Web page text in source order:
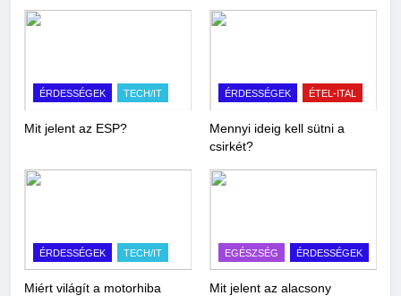
ÉRDESSÉGEK TECH/IT
Mit jelent az ESP?
ÉRDESSÉGEK ÉTEL-ITAL
Mennyi ideig kell sütni a
csirkét?
ÉRDESSÉGEK TECH/IT
Miért világít a motorhiba
EGÉSZSÉG ÉRDESSÉGEK
Mit jelent az alacsony